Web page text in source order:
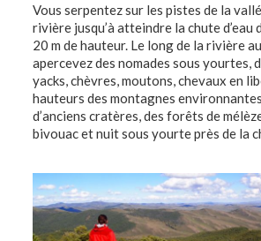
Vous serpentez sur les pistes de la
rivière jusqu’à atteindre la chute d’eau
20 m de hauteur. Le long de la rivière
apercevez des nomades sous yourtes,
yacks, chèvres, moutons, chevaux en
hauteurs des montagnes
d’anciens cratères, des forêts de
bivouac et nuit sous yourte près de la